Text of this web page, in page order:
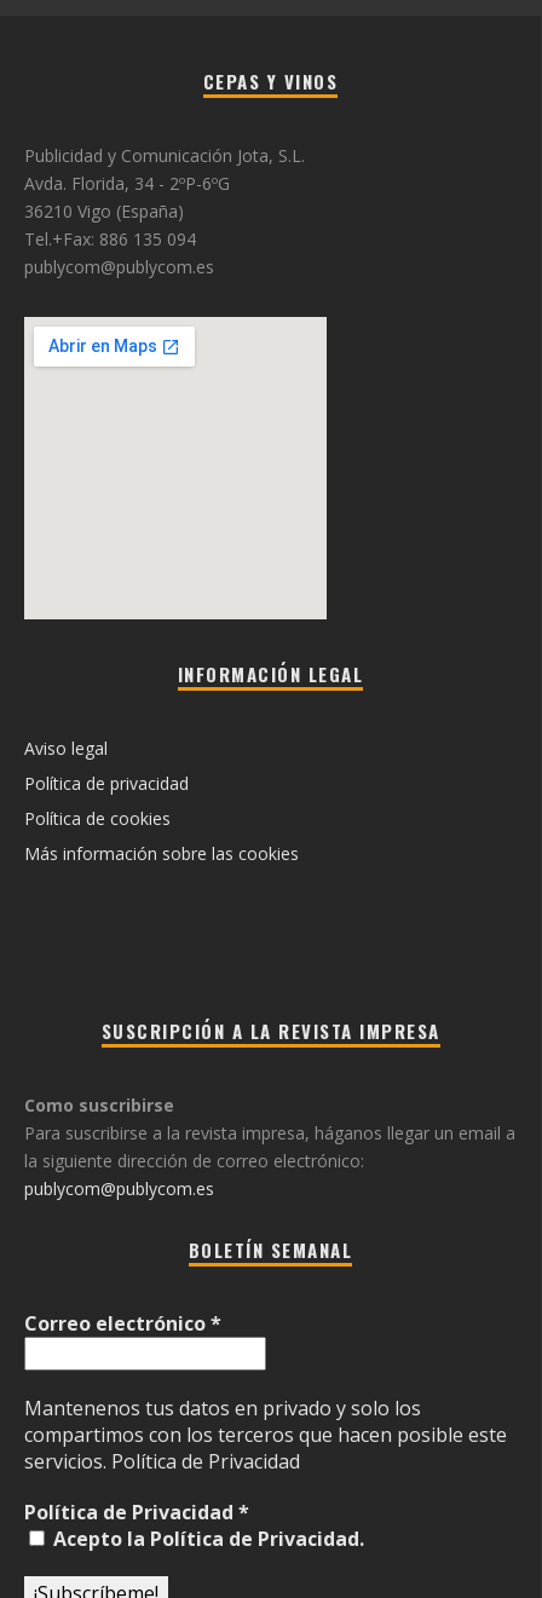
CEPAS Y VINOS
Publicidad y Comunicación Jota, S.L.
Avda. Florida, 34 - 2ºP-6ºG
36210 Vigo (España)
Tel.+Fax: 886 135 094
publycom@publycom.es
INFORMACIÓN LEGAL
Aviso legal
Política de privacidad
Política de cookies
Más información sobre las cookies
SUSCRIPCIÓN A LA REVISTA IMPRESA
Como suscribirse
Para suscribirse a la revista impresa, háganos llegar un email a
la siguiente dirección de correo electrónico:
publycom@publycom.es
BOLETÍN SEMANAL
Correo electrónico*
Mantenenos tus datos en privado y solo los
compartimos con los terceros que hacen posible este
servicios. Política de Privacidad
Política de Privacidad *
Acepto la Política de Privacidad.